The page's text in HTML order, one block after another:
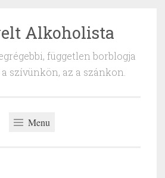
Alkoholista
független borblogja
szívünkön, az a szánkon.
Menu